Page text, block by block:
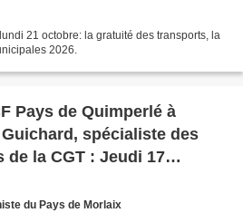
21 octobre: la gratuité des transports, la
2026.
Pays de Quimperlé à
spécialiste des
de la CGT : Jeudi 17
du Pays de Morlaix